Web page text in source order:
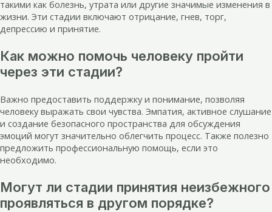
такими как болезнь, утрата или другие значимые изменения в
жизни. Эти стадии включают отрицание, гнев, торг,
депрессию и принятие.
Как можно помочь человеку пройти
через эти стадии?
Важно предоставить поддержку и понимание, позволяя
человеку выражать свои чувства. Эмпатия, активное слушание
и создание безопасного пространства для обсуждения
эмоций могут значительно облегчить процесс. Также полезно
предложить профессиональную помощь, если это
необходимо.
Могут ли стадии принятия неизбежного
проявляться в другом порядке?